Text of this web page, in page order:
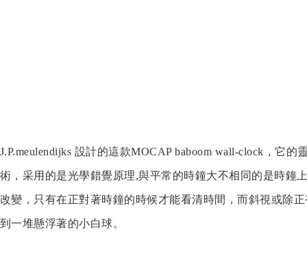
J.P.meulendijks 設計的這款MOCAP baboom wall-clock，它
術，采用的是光學錯覺原理,與平常的時鐘大不相同的是時鐘
改變，只有在正對著時鐘的時候才能看清時間，而斜視或除
到一堆懸浮著的小白球。